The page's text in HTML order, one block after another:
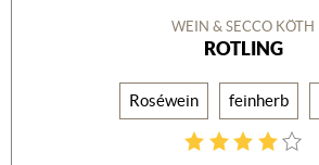
WEIN & SECCO KÖTH
ROTLING
Roséwein feinherb